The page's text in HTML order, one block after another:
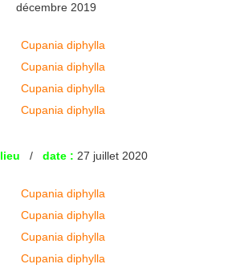
décembre 2019
lieu / date : 27 juillet 2020